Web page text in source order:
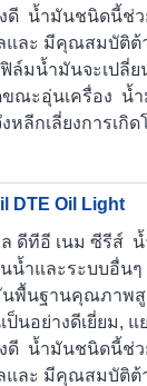
ดี น้ำมันชนิดนี้ช่ว
และ มีคุณสมบัติ
ล์มน้ำมันจะเปลี่
ณะอุ่นเครื่อง น้ำ
หลีกเลี่ยงการเกิ
DTE Oil Light
ดีทีอี เนม ซีรีส์
น้ำและระบบอื่น
พื้นฐานคุณภาพสู
ป็นอย่างดีเยี่ยม,
ดี น้ำมันชนิดนี้ช่ว
และ มีคุณสมบัติ